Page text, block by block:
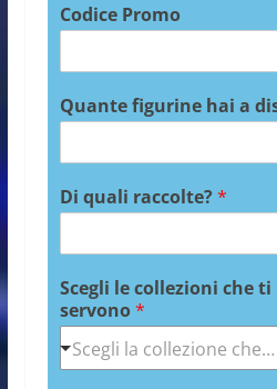
Codice Promo
Quante figurine hai a
Di quali raccolte?*
Scegli le collezioni che ti
servono*